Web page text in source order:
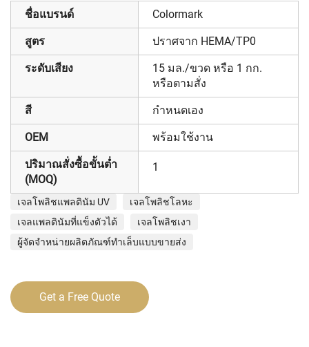
ชื่อแบรนด์ Colormark
สูตร ปราศจาก HEMA/TP0
ระดับเสียง
15 มล./ขวด หรือ 1 กก.
หรือตามสั่ง
สี กำหนดเอง
OEM พร้อมใช้งาน
ปริมาณสั่งซื้อขั้นต่ำ
(MOQ)
1
เจลโพลิชแพลตินัม UV
เจลโพลิชโลหะ
เจลแพลตินัมที่แข็งตัวได้
เจลโพลิชเงา
ผู้จัดจำหน่ายผลิตภัณฑ์ทำเล็บแบบขายส่ง
Get a Free Quote